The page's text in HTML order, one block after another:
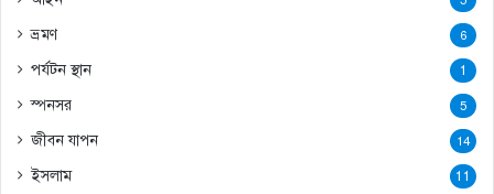
ভ্রমণ 6
পর্যটন স্থান 1
স্পনসর 5
জীবন যাপন 14
ইসলাম 11